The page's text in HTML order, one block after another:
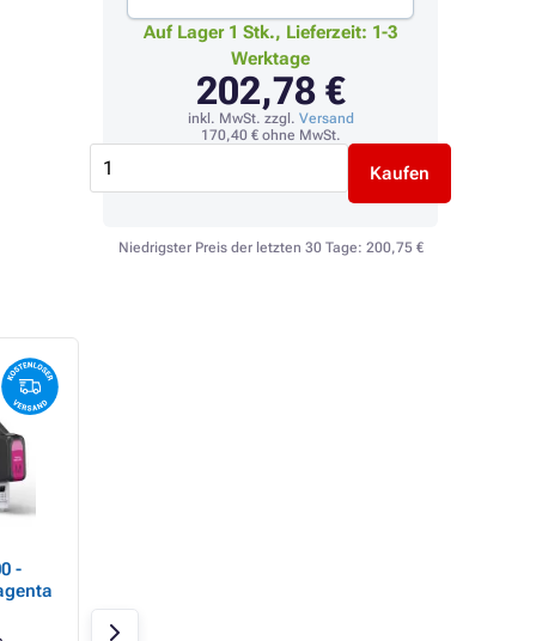
Auf Lager 1 Stk., Lieferzeit: 1-3
Werktage
202,78 €
inkl. MwSt. zzgl. Versand
170,40 €ohne MwSt.
Kaufen
Niedrigster Preis der letzten 30 Tage: 200,75 €
-